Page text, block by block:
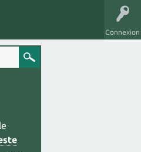
Connexion